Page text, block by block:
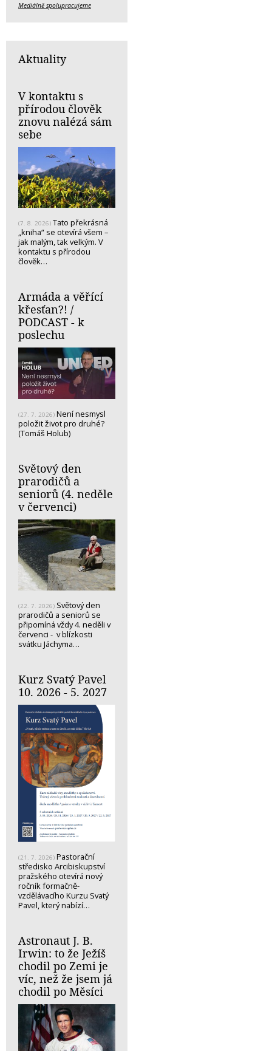
Mediálně spolupracujeme
Aktuality
V kontaktu s
přírodou člověk
znovu nalézá sám
sebe
(7. 8. 2026) Tato překrásná
„kniha“ se otevírá všem –
jak malým, tak velkým. V
kontaktu s přírodou
člověk…
Armáda a věřící
křesťan?! /
PODCAST - k
poslechu
(27. 7. 2026) Není nesmysl
položit život pro druhé?
(Tomáš Holub)
Světový den
prarodičů a
seniorů (4. neděle
v červenci)
(22. 7. 2026) Světový den
prarodičů a seniorů se
připomíná vždy 4. neděli v
červenci - v blízkosti
svátku Jáchyma…
Kurz Svatý Pavel
10. 2026 - 5. 2027
(21. 7. 2026) Pastorační
středisko Arcibiskupství
pražského otevírá nový
ročník formačně-
vzdělávacího Kurzu Svatý
Pavel, který nabízí…
Astronaut J. B.
Irwin: to že Ježíš
chodil po Zemi je
víc, než že jsem já
chodil po Měsíci